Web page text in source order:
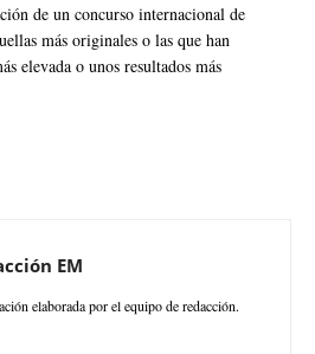
de un concurso internacional de
más originales o las que han
elevada o unos resultados más
EM
elaborada por el equipo de redacción.